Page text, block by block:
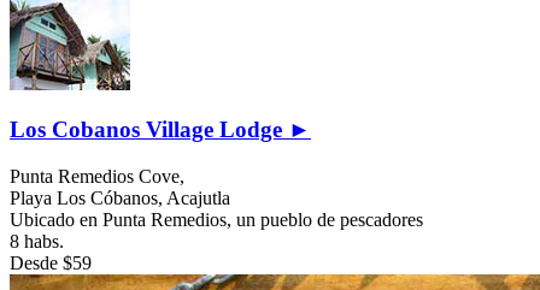
Los Cobanos Village Lodge ►
Punta Remedios Cove,
Playa Los Cóbanos, Acajutla
Ubicado en Punta Remedios, un pueblo de pescadores
8 habs.
Desde $59